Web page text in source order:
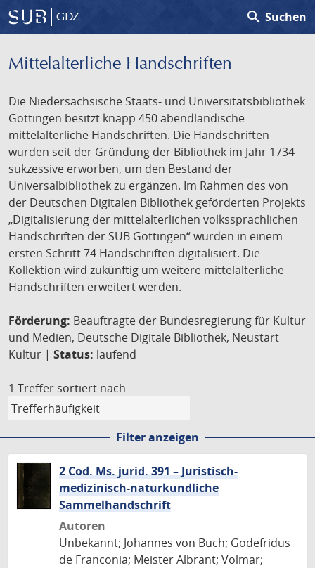
GDZ search Suchen
Mittelalterliche Handschriften
Die Niedersächsische Staats- und Universitätsbibliothek
Göttingen besitzt knapp 450 abendländische
mittelalterliche Handschriften. Die Handschriften
wurden seit der Gründung der Bibliothek im Jahr 1734
sukzessive erworben, um den Bestand der
Universalbibliothek zu ergänzen. Im Rahmen des von
der Deutschen Digitalen Bibliothek geförderten Projekts
„Digitalisierung der mittelalterlichen volkssprachlichen
Handschriften der SUB Göttingen“ wurden in einem
ersten Schritt 74 Handschriften digitalisiert. Die
Kollektion wird zukünftig um weitere mittelalterliche
Handschriften erweitert werden.
Förderung: Beauftragte der Bundesregierung für Kultur
und Medien, Deutsche Digitale Bibliothek, Neustart
Kultur | Status: laufend
1 Treffer sortiert nach
Filter anzeigen
2 Cod. Ms. jurid. 391 – Juristisch-
medizinisch-naturkundliche
Sammelhandschrift
Autoren
Unbekannt; Johannes von Buch; Godefridus
de Franconia; Meister Albrant; Volmar;